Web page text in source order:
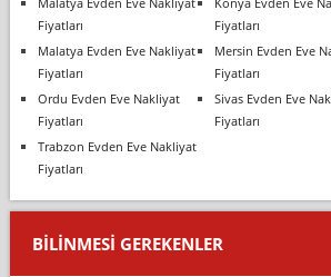
Fiyatları
Fiyatları
Malatya Evden Eve Nakliyat
Fiyatları
Mersin Evden Eve
Fiyatları
Ordu Evden Eve Nakliyat
Fiyatları
Sivas Evden Eve
Fiyatları
Trabzon Evden Eve Nakliyat
Fiyatları
BILINMESI GEREKENLER